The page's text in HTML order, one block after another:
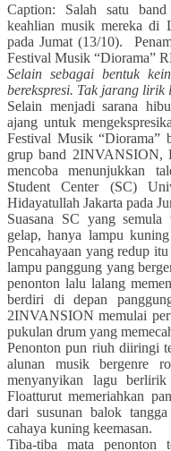
Caption: Salah satu
keahlian musik mereka di
pada Jumat (13/10).
Festival Musik “Diorama”
Selain sebagai bentuk
berekspresi. Tak jarang lirik
Selain menjadi sarana
ajang untuk
Festival Musik “Diorama”
grup band 2INVANSION,
mencoba menunjukkan
Student Center (SC)
Hidayatullah Jakarta pada
Suasana SC yang
gelap, hanya lampu
Pencahayaan yang redup
lampu panggung yang
penonton lalu lalang
berdiri di depan
2INVANSION memulai
pukulan drum yang
Penonton pun riuh diiringi
alunan musik bergenre
menyanyikan lagu berlirik
Floatturut memeriahkan
dari susunan balok
cahaya kuning keemasan.
Tiba-tiba mata